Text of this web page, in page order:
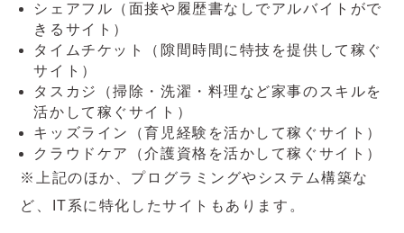
シェアフル（面接や履歴書なしでアルバイトがで
きるサイト）
タイムチケット（隙間時間に特技を提供して稼ぐ
サイト）
タスカジ（掃除・洗濯・料理など家事のスキルを
活かして稼ぐサイト）
キッズライン（育児経験を活かして稼ぐサイト）
クラウドケア（介護資格を活かして稼ぐサイト）
※上記のほか、プログラミングやシステム構築な
ど、IT系に特化したサイトもあります。